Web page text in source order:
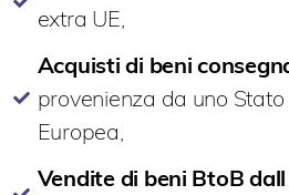
extra UE,
Acquisti di beni
provenienza da uno Stato
Europea,
Vendite di beni BtoB